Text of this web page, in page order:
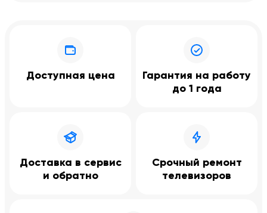
Доступная цена
Гарантия на работу
до 1 года
Доставка в сервис
и обратно
Срочный ремонт
телевизоров